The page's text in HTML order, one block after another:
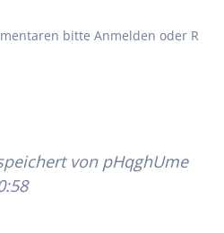
bitte Anmelden oder R
von pHqghUme